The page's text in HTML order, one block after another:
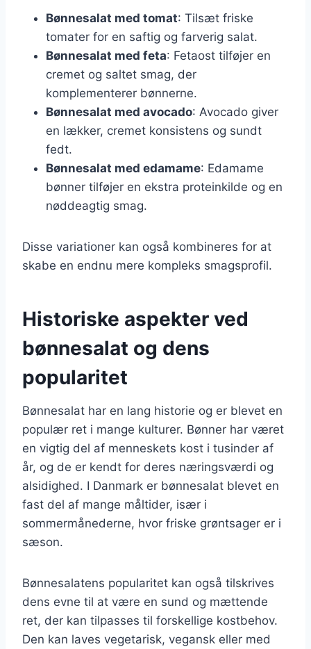
Bønnesalat med tomat: Tilsæt friske
tomater for en saftig og farverig salat.
Bønnesalat med feta: Fetaost tilføjer en
cremet og saltet smag, der
komplementerer bønnerne.
Bønnesalat med avocado: Avocado giver
en lækker, cremet konsistens og sundt
fedt.
Bønnesalat med edamame: Edamame
bønner tilføjer en ekstra proteinkilde og en
nøddeagtig smag.
Disse variationer kan også kombineres for at
skabe en endnu mere kompleks smagsprofil.
Historiske aspekter ved
bønnesalat og dens
popularitet
Bønnesalat har en lang historie og er blevet en
populær ret i mange kulturer. Bønner har været
en vigtig del af menneskets kost i tusinder af
år, og de er kendt for deres næringsværdi og
alsidighed. I Danmark er bønnesalat blevet en
fast del af mange måltider, især i
sommermånederne, hvor friske grøntsager er i
sæson.
Bønnesalatens popularitet kan også tilskrives
dens evne til at være en sund og mættende
ret, der kan tilpasses til forskellige kostbehov.
Den kan laves vegetarisk, vegansk eller med